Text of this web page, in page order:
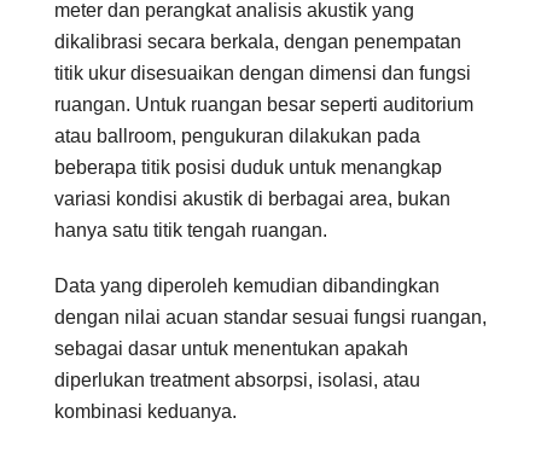
meter dan perangkat analisis akustik yang
dikalibrasi secara berkala, dengan penempatan
titik ukur disesuaikan dengan dimensi dan fungsi
ruangan. Untuk ruangan besar seperti auditorium
atau ballroom, pengukuran dilakukan pada
beberapa titik posisi duduk untuk menangkap
variasi kondisi akustik di berbagai area, bukan
hanya satu titik tengah ruangan.
Data yang diperoleh kemudian dibandingkan
dengan nilai acuan standar sesuai fungsi ruangan,
sebagai dasar untuk menentukan apakah
diperlukan treatment absorpsi, isolasi, atau
kombinasi keduanya.